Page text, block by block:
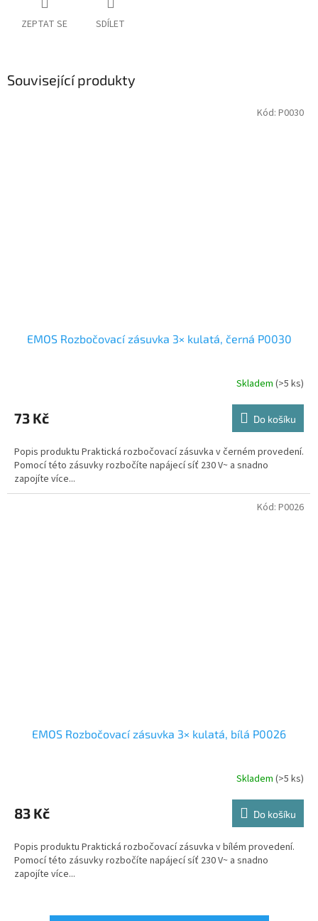
ZEPTAT SE SDÍLET
Související produkty
EMOS Rozbočovací zásuvka 3× kulatá, černá P0030
Skladem (>5 ks)
73 Kč Do košíku
Popis produktu Praktická rozbočovací zásuvka v černém provedení.
Pomocí této zásuvky rozbočíte napájecí síť 230 V~ a snadno
zapojíte více...
Kód: P0030
EMOS Rozbočovací zásuvka 3× kulatá, bílá P0026
Skladem (>5 ks)
83 Kč Do košíku
Popis produktu Praktická rozbočovací zásuvka v bílém provedení.
Pomocí této zásuvky rozbočíte napájecí síť 230 V~ a snadno
zapojíte více...
Kód: P0026